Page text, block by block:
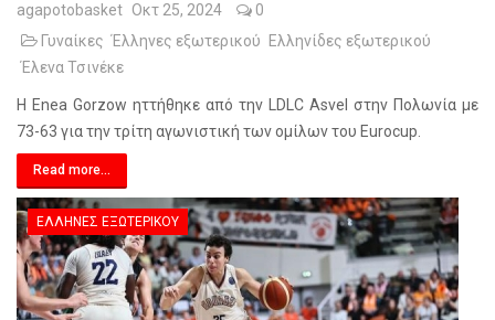
agapotobasket Οκτ 25, 2024
0
Γυναίκες Έλληνες εξωτερικού
Ελληνίδες εξωτερικού
Έλενα Τσινέκε
Η Enea Gorzow ηττήθηκε από την LDLC Asvel στην Πολωνία με
73-63 για την τρίτη αγωνιστική των ομίλων του Eurocup.
Read more...
ΈΛΛΗΝΕΣ ΕΞΩΤΕΡΙΚΟΎ